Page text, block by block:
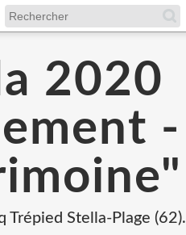
2020
-
Stella-Plage (62).